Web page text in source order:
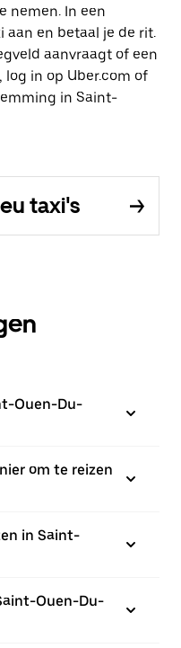
nemen. In een
aan en betaal je de rit.
aanvraagt of een
in op Uber.com of
in Saint-
taxi's
Ouen-Du-
om te reizen
in Saint-
Ouen-Du-